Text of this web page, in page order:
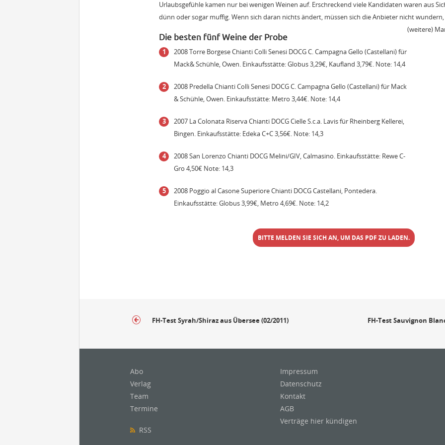
Urlaubsgefühle kamen nur bei wenigen Weinen auf. Erschreckend viele Kandidaten waren aus
dünn oder sogar muffig. Wenn sich daran nichts ändert, müssen sich die Anbieter nicht
(weitere)
Die besten fünf Weine der Probe
2008 Torre Borgese Chianti Colli Senesi DOCG C. Campagna Gello (Castellani) für
Mack& Schühle, Owen. Einkaufsstätte: Globus 3,29€, Kaufland 3,79€. Note: 14,4
2008 Predella Chianti Colli Senesi DOCG C. Campagna Gello (Castellani) für Mack
& Schühle, Owen. Einkaufsstätte: Metro 3,44€. Note: 14,4
2007 La Colonata Riserva Chianti DOCG Cielle S.c.a. Lavis für Rheinberg Kellerei,
Bingen. Einkaufsstätte: Edeka C+C 3,56€. Note: 14,3
2008 San Lorenzo Chianti DOCG Melini/GIV, Calmasino. Einkaufsstätte: Rewe C-
Gro 4,50€ Note: 14,3
2008 Poggio al Casone Superiore Chianti DOCG Castellani, Pontedera.
Einkaufsstätte: Globus 3,99€, Metro 4,69€. Note: 14,2
BITTE MELDEN SIE SICH AN, UM DAS PDF ZU LADEN.
FH-Test Syrah/Shiraz aus Übersee (02/2011) FH-Test Sauvignon
Abo
Verlag
Team
Termine
RSS
Impressum
Datenschutz
Kontakt
AGB
Verträge hier kündigen